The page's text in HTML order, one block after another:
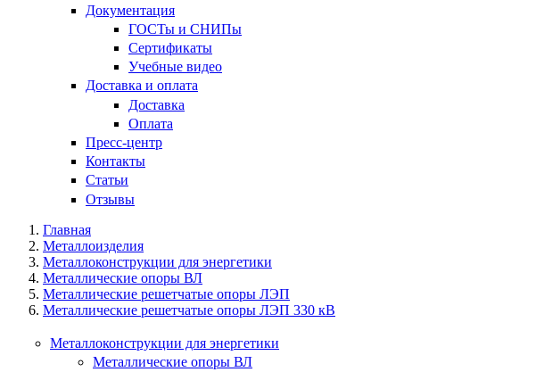
Документация
ГОСТы и СНИПы
Сертификаты
Учебные видео
Доставка и оплата
Доставка
Оплата
Пресс-центр
Контакты
Статьи
Отзывы
Главная
Металлоизделия
Металлоконструкции для энергетики
Металлические опоры ВЛ
Металлические решетчатые опоры ЛЭП
Металлические решетчатые опоры ЛЭП 330 кВ
Металлоконструкции для энергетики
Металлические опоры ВЛ